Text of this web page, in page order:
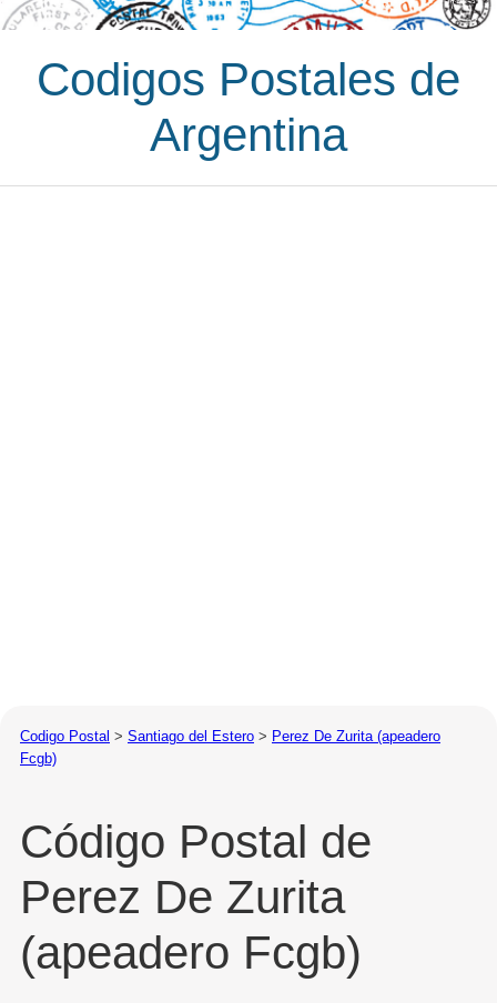
Codigos Postales de
Argentina
Codigo Postal > Santiago del Estero > Perez De Zurita (apeadero
Fcgb)
Código Postal de
Perez De Zurita
(apeadero Fcgb)